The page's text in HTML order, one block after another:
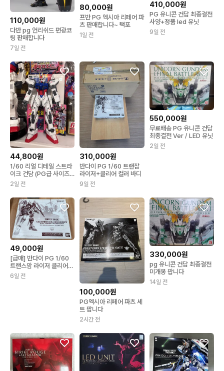
110,000원
다반 pg 언리쉬드 편광코
팅 판매합니다
7일 전
80,000원
프반 PG 엑시아 리페어 파
츠 판매합니다~ 택포
1일 전
410,000원
PG 유니콘 건담 최종결전
사양+정품 led 유닛
9일 전
44,800원
1/60 리얼 디테일 스트라
이크 건담 (PG급 사이즈
프라모델)
2일 전
310,000원
반다이 PG 1/60 트랜잠
라이저+클리어 컬러 바디
9일 전
550,000원
무료배송 PG 유니콘 건담
최종결전 Ver / LED 유닛
2일 전
49,000원
[급매] 반다이 PG 1/60
트랜스암 라이저 클리어
컬러 바디
6일 전
100,000원
PG엑시아 리페어 파츠 세
트 팝니다
2시간 전
330,000원
pg 유니콘 건담 최종결전
미개봉 팝니다
14일 전